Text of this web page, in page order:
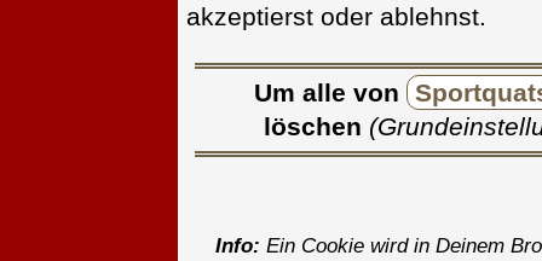
akzeptierst oder ablehnst.
Um alle von
löschen
Info: Ein Cookie wird in Deinem